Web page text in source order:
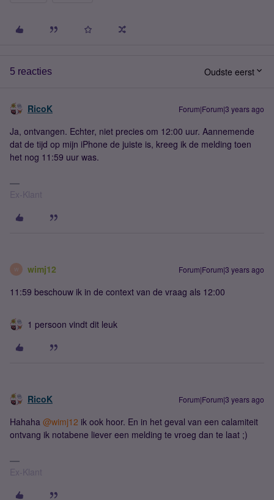
5 reacties Oudste eerst
RicoK Forum|Forum|3 years ago
Ja, ontvangen. Echter, niet precies om 12:00 uur. Aannemende
dat de tijd op mijn iPhone de juiste is, kreeg ik de melding toen
het nog 11:59 uur was.
Ex-Klant
W wimj12 Forum|Forum|3 years ago
11:59 beschouw ik in de context van de vraag als 12:00
1 persoon vindt dit leuk
RicoK Forum|Forum|3 years ago
Hahaha @wimj12 ik ook hoor. En in het geval van een calamiteit
ontvang ik notabene liever een melding te vroeg dan te laat ;)
Ex-Klant